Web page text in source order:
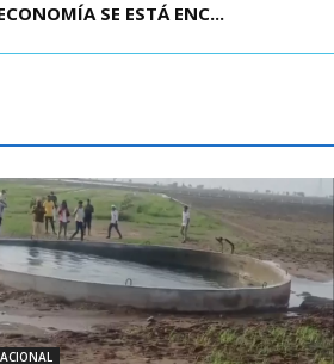
DEJA AL MENOS NUEVE MU...